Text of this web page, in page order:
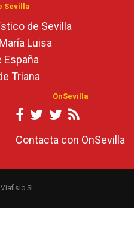
Sevilla
de Sevilla
Luisa
España
Triana
OnSevilla
Contacta con OnSevilla
SL